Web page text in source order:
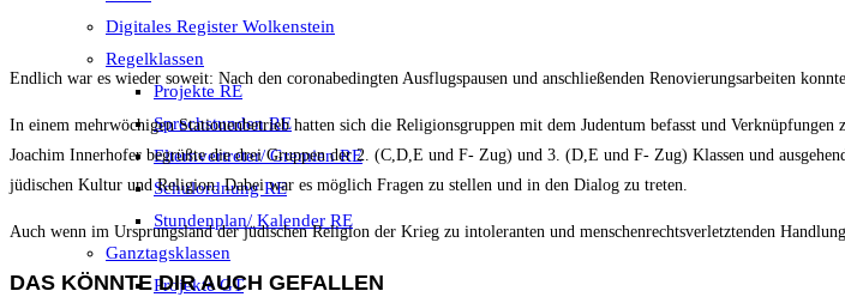
Digitales Register Wolkenstein
Regelklassen
Projekte RE
Sprechstunden RE
Elternvertreter/ Gremien RE
Schulordnung RE
Stundenplan/ Kalender RE
Ganztagsklassen
Projekte GT
Endlich war es wieder soweit: Nach den coronabedingten Ausflugspausen und anschließenden Renovierungsarbeiten
In einem mehrwöchigen Stationenbetrieb hatten sich die Religionsgruppen mit dem Judentum befasst und
Joachim Innerhofer begrüßte die drei Gruppen der 2. (C,D,E und F- Zug) und 3. (D,E und F- Zug) Klassen und
jüdischen Kultur und Religion. Dabei war es möglich Fragen zu stellen und in den Dialog zu treten.
Auch wenn im Ursprungsland der jüdischen Religion der Krieg zu intoleranten und menschenrechtsverletztenden
DAS KÖNNTE DIR AUCH GEFALLEN